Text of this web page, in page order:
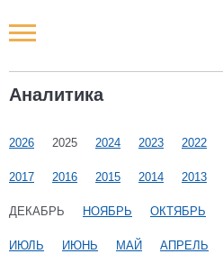
Аналитика
2026 2025 2024 2023 2022
2017 2016 2015 2014 2013
ДЕКАБРЬ НОЯБРЬ ОКТЯБРЬ
ИЮЛЬ ИЮНЬ МАЙ АПРЕЛЬ
Новости РФ
Наши мероприятия
Статьи